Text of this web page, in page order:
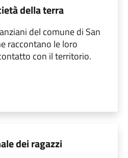
della terra
del comune di San
raccontano le loro
con il territorio.
dei ragazzi